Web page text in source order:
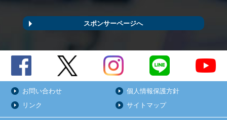
スポンサーページへ
お問い合わせ
個人情報保護方針
リンク
サイトマップ